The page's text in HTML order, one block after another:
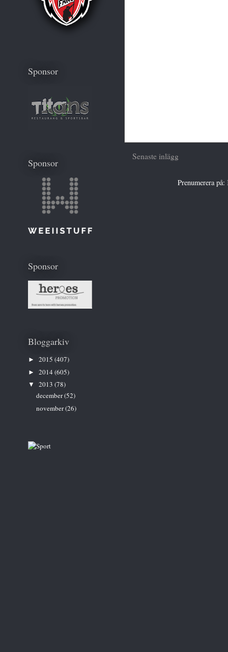
Senaste inlägg
Prenumerera på:
Sponsor
Sponsor
Sponsor
Bloggarkiv
► 2015 (407)
► 2014 (605)
▼ 2013 (78)
december(52)
november(26)